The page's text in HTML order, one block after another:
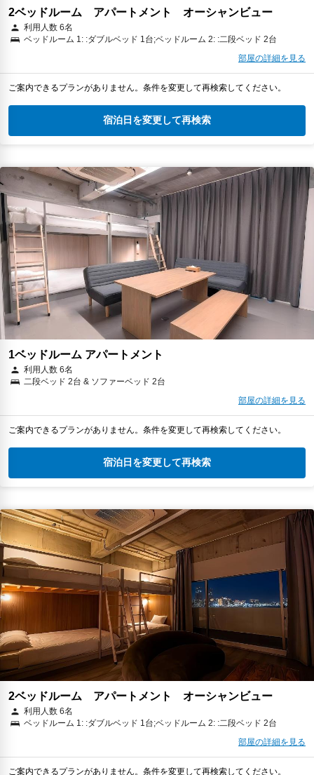
2ベッドルーム アパートメント オーシャンビュー
利用人数 6名
ベッドルーム 1: :ダブルベッド 1台;ベッドルーム 2: :二段ベッド 2台
部屋の詳細を見る
ご案内できるプランがありません。条件を変更して再検索してください。
宿泊日を変更して再検索
1ベッドルーム アパートメント
利用人数 6名
二段ベッド 2台 & ソファーベッド 2台
部屋の詳細を見る
ご案内できるプランがありません。条件を変更して再検索してください。
宿泊日を変更して再検索
2ベッドルーム アパートメント オーシャンビュー
利用人数 6名
ベッドルーム 1: :ダブルベッド 1台;ベッドルーム 2: :二段ベッド 2台
部屋の詳細を見る
ご案内できるプランがありません。条件を変更して再検索してください。